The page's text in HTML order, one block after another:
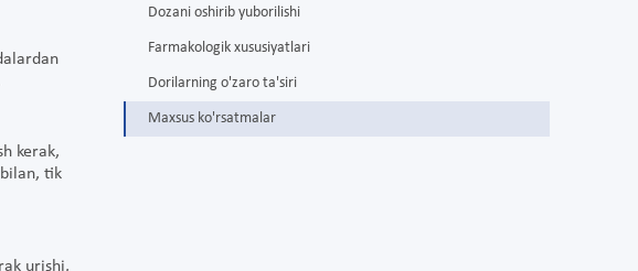
kerak,
tik
urishi,
Dozani oshirib yuborilishi
Farmakologik xususiyatlari
Dorilarning o'zaro ta'siri
Maxsus ko'rsatmalar